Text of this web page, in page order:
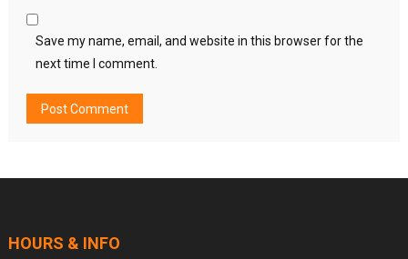
Save my name, email, and website in this browser for the
next time I comment.
HOURS & INFO